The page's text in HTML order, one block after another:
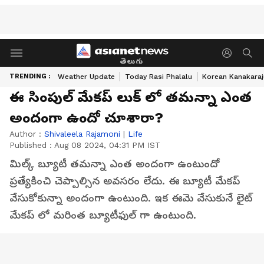
తెలుగు
TRENDING : Weather Update Today Rasi Phalalu Korean
ఈ సింపుల్ మేకప్ లుక్ లో తమన్నా ఎంత
అందంగా ఉందో చూశారా?
Author : Shivaleela Rajamoni | Life
Published : Aug 08 2024, 04:31 PM IST
మిల్క్ బ్యూటీ తమన్నా ఎంత అందంగా ఉంటుందో
ప్రత్యేకించి చెప్పాల్సిన అవసరం లేదు. ఈ బ్యూటీ మేకప్
వేసుకోకున్నా అందంగా ఉంటుంది. ఇక ఈమె వేసుకునే లైట్
మేకప్ లో మరింత బ్యూటీఫుల్ గా ఉంటుంది.